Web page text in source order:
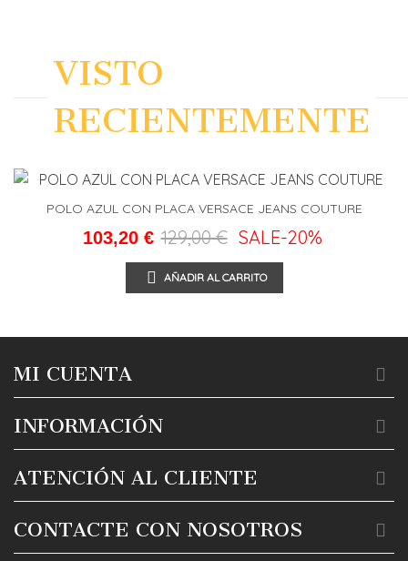
VISTO
RECIENTEMENTE
POLO AZUL CON PLACA VERSACE JEANS COUTURE
103,20 € 129,00 € SALE-20%
AÑADIR AL CARRITO
MI CUENTA
INFORMACIÓN
ATENCIÓN AL CLIENTE
CONTACTE CON NOSOTROS